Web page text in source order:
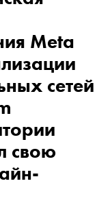
Meta
сетей
свою